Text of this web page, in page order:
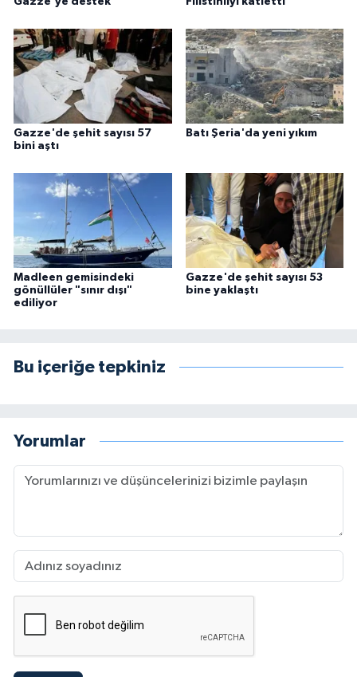
Gazze'de şehit sayısı 57
bini aştı
Batı Şeria'da yeni yıkım
Madleen gemisindeki
gönüllüler "sınır dışı"
ediliyor
Gazze'de şehit sayısı 53
bine yaklaştı
Bu içeriğe tepkiniz
Yorumlar